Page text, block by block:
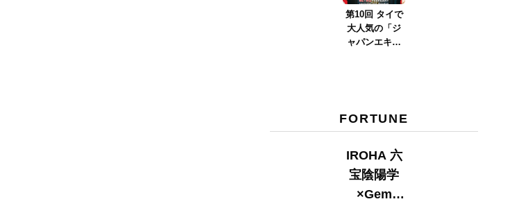
第10回 タイで
大人気の「ジ
ャパンエキス
FORTUNE
IROHA 六
宝陰陽学
×Gem